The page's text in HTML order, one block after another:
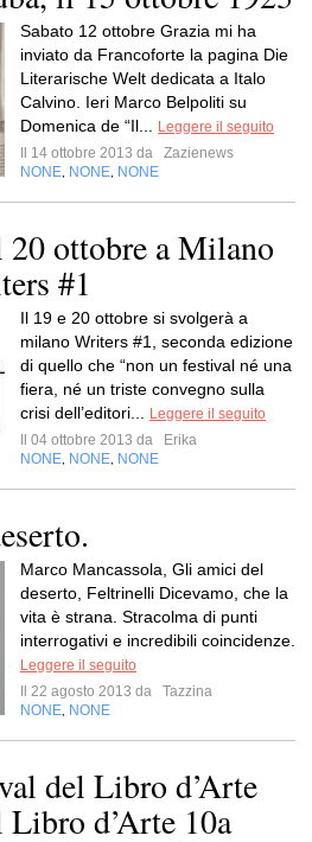
Sabato 12 ottobre Grazia mi ha
inviato da Francoforte la pagina Die
Literarische Welt dedicata a Italo
Calvino. Ieri Marco Belpoliti su
Domenica de “Il...
Leggere il seguito
Il 14 ottobre 2013 da
Zazienews
NONE NONE NONE
ottobre a Milano
#1
Il 19 e 20 ottobre si svolgerà a
milano Writers #1, seconda edizione
di quello che “non un festival né una
fiera, né un triste convegno sulla
crisi dell’editori...
Leggere il seguito
Il 04 ottobre 2013 da
Erika
NONE NONE NONE
Marco Mancassola, Gli amici del
deserto, Feltrinelli Dicevamo, che la
vita è strana. Stracolma di punti
interrogativi e incredibili coincidenze.
Leggere il seguito
Il 22 agosto 2013 da
Tazzina
NONE NONE
del Libro d’Arte
d’Arte 10a